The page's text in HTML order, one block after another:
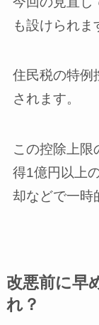
も設けられま
住民税の特例
されます。
この控除上限
得1億円以上
却などで一時
改悪前に早
れ？